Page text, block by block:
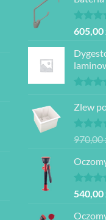
na
605,00
5.00na
Zlew
na
970,00
na
540,00